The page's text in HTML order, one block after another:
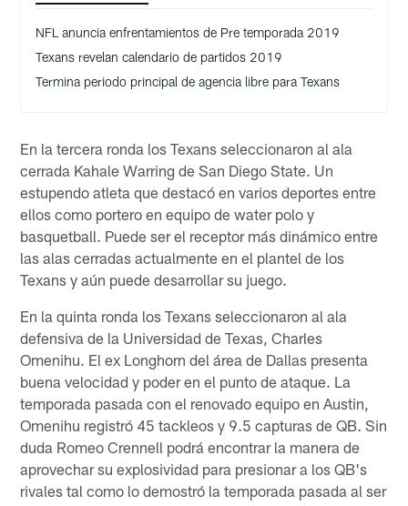
NFL anuncia enfrentamientos de Pre temporada 2019
Texans revelan calendario de partidos 2019
Termina periodo principal de agencia libre para Texans
En la tercera ronda los Texans seleccionaron al ala
cerrada Kahale Warring de San Diego State. Un
estupendo atleta que destacó en varios deportes entre
ellos como portero en equipo de water polo y
basquetball. Puede ser el receptor más dinámico entre
las alas cerradas actualmente en el plantel de los
Texans y aún puede desarrollar su juego.
En la quinta ronda los Texans seleccionaron al ala
defensiva de la Universidad de Texas, Charles
Omenihu. El ex Longhorn del área de Dallas presenta
buena velocidad y poder en el punto de ataque. La
temporada pasada con el renovado equipo en Austin,
Omenihu registró 45 tackleos y 9.5 capturas de QB. Sin
duda Romeo Crennell podrá encontrar la manera de
aprovechar su explosividad para presionar a los QB's
rivales tal como lo demostró la temporada pasada al ser